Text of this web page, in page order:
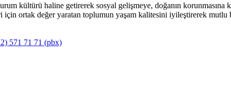
kültürü haline getirerek sosyal gelişmeye, doğanın korunmasına
ortak değer yaratan toplumun yaşam kalitesini iyileştirerek mutlu
571 71 71 (pbx)